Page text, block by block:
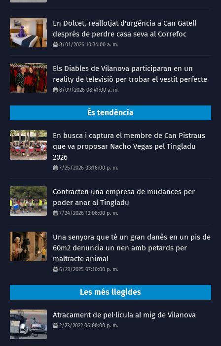
En Dolcet, reallotjat d'urgència a Can Gatell
després de perdre casa seva al Correfoc
8/01/2026 10:34:00 a. m.
Els Diables de Vilanova participaran en un
reality de televisió per trobar el vestit perfecte
8/09/2026 08:41:00 a. m.
És tendència
En busca i captura el membre de Can Pistraus
que va proposar Nacho Vegas pel Tingladu
2026
7/25/2026 03:16:00 p. m.
Contracten una empresa de mudances per
poder anar al Tingladu
7/24/2026 12:06:00 p. m.
Una senyora que té un gran danès en un pis de
60m2 denuncia un nen amb petards per
maltracte animal
6/23/2025 07:10:00 p. m.
Les més llegides
Atracament de pel·lícula al mig de Vilanova
2/23/2022 06:00:00 p. m.